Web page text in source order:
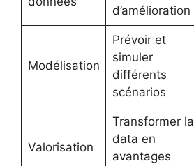
d’amélioration
Modélisation
Prévoir et
simuler
différents
scénarios
Valorisation
Transformer la
data en
avantages